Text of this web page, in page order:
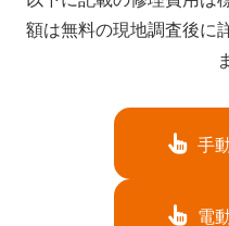
額は無料の現地調査後に
手
電